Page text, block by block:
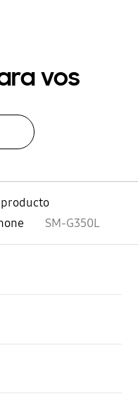
vos
SM-G350L